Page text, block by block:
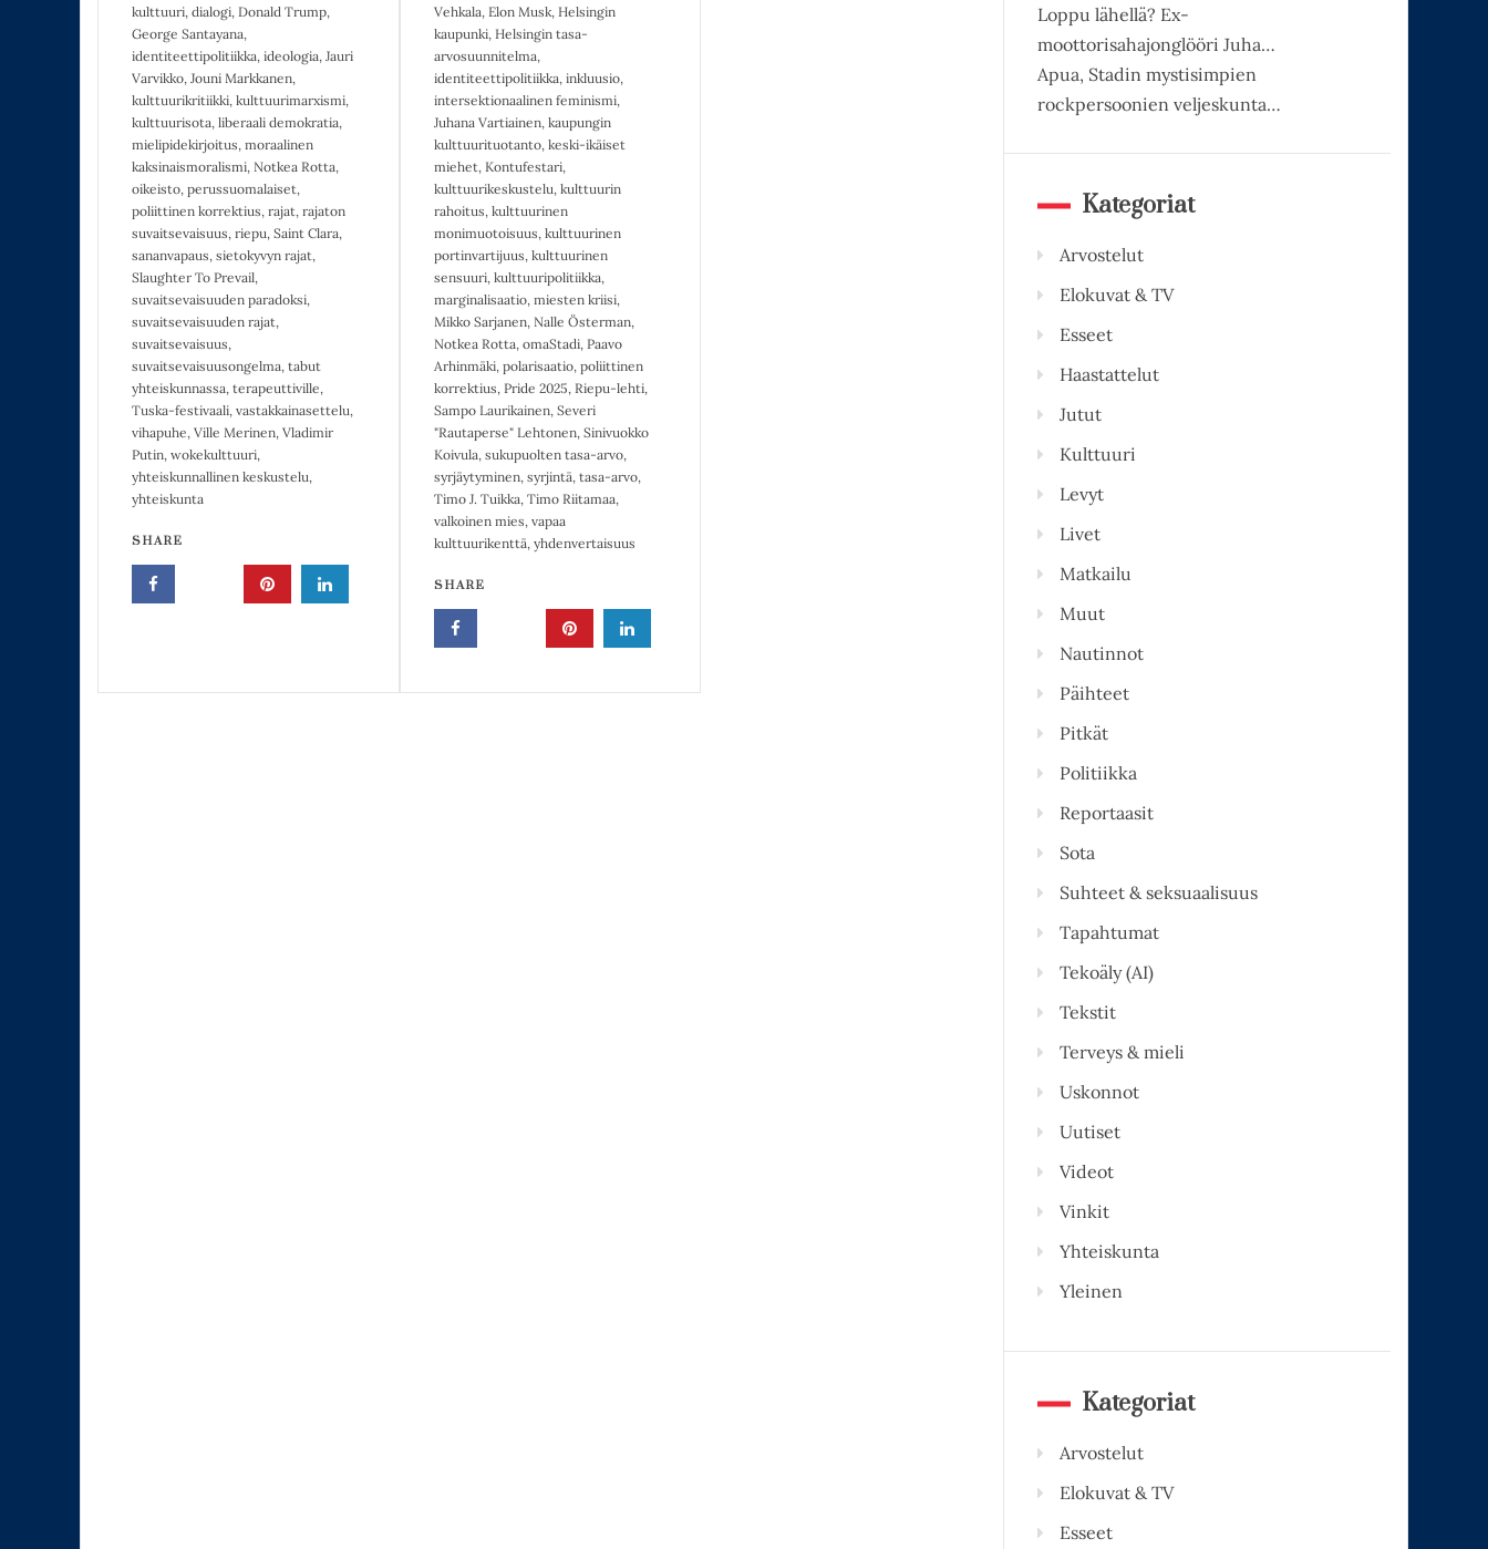
kulttuuri, dialogi, Donald Trump,
George Santayana,
identiteettipolitiikka, ideologia, Jauri
Varvikko, Jouni Markkanen,
kulttuurikritiikki, kulttuurimarxismi,
kulttuurisota, liberaali demokratia,
mielipidekirjoitus, moraalinen
kaksinaismoralismi, Notkea Rotta,
oikeisto, perussuomalaiset,
poliittinen korrektius, rajat, rajaton
suvaitsevaisuus, riepu, Saint Clara,
sananvapaus, sietokyvyn rajat,
Slaughter To Prevail,
suvaitsevaisuuden paradoksi,
suvaitsevaisuuden rajat,
suvaitsevaisuus,
suvaitsevaisuusongelma, tabut
yhteiskunnassa, terapeuttiville,
Tuska-festivaali, vastakkainasettelu,
vihapuhe, Ville Merinen, Vladimir
Putin, wokekulttuuri,
yhteiskunnallinen keskustelu,
yhteiskunta
SHARE
Vehkala, Elon Musk, Helsingin
kaupunki, Helsingin tasa-
arvosuunnitelma,
identiteettipolitiikka, inkluusio,
intersektionaalinen feminismi,
Juhana Vartiainen, kaupungin
kulttuurituotanto, keski-ikäiset
miehet, Kontufestari,
kulttuurikeskustelu, kulttuurin
rahoitus, kulttuurinen
monimuotoisuus, kulttuurinen
portinvartijuus, kulttuurinen
sensuuri, kulttuuripolitiikka,
marginalisaatio, miesten kriisi,
Mikko Sarjanen, Nalle Österman,
Notkea Rotta, omaStadi, Paavo
Arhinmäki, polarisaatio, poliittinen
korrektius, Pride 2025, Riepu-lehti,
Sampo Laurikainen, Severi
"Rautaperse" Lehtonen, Sinivuokko
Koivula, sukupuolten tasa-arvo,
syrjäytyminen, syrjintä, tasa-arvo,
Timo J. Tuikka, Timo Riitamaa,
valkoinen mies, vapaa
kulttuurikenttä, yhdenvertaisuus
SHARE
Loppu lähellä? Ex-
moottorisahajonglööri Juha…
Apua, Stadin mystisimpien
rockpersoonien veljeskunta…
Kategoriat
Arvostelut
Elokuvat & TV
Esseet
Haastattelut
Jutut
Kulttuuri
Levyt
Livet
Matkailu
Muut
Nautinnot
Päihteet
Pitkät
Politiikka
Reportaasit
Sota
Suhteet & seksuaalisuus
Tapahtumat
Tekoäly (AI)
Tekstit
Terveys & mieli
Uskonnot
Uutiset
Videot
Vinkit
Yhteiskunta
Yleinen
Kategoriat
Arvostelut
Elokuvat & TV
Esseet